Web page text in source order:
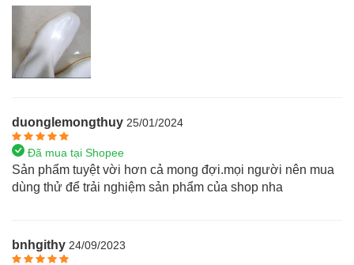
duonglemongthuy 25/01/2024
Đã mua tại Shopee
Sản phẩm tuyệt vời hơn cả mong đợi.mọi người nên mua
dùng thử để trải nghiệm sản phẩm của shop nha
bnhgithy 24/09/2023